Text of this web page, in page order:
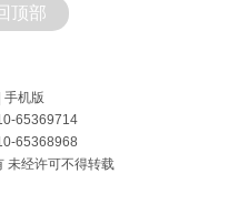
顶部
手机版
65369714
65368968
未经许可不得转载